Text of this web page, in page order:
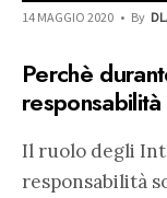
14 MAGGIO 2020 • By
Perchè
Il ruolo degli
responsabilità